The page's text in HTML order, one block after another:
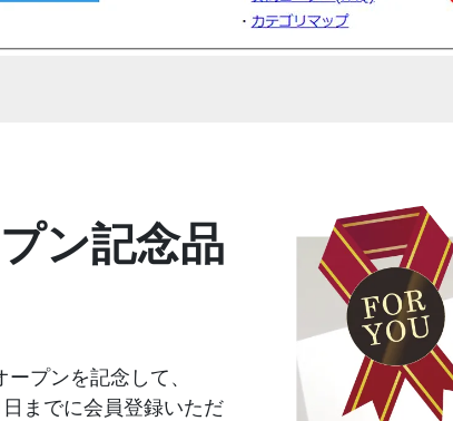
ン記念品
プンを記念して、
までに会員登録いただ